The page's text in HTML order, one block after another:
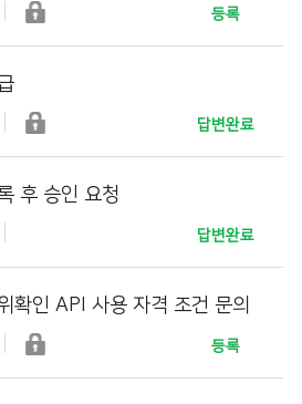
등록
답변완료
후 승인 요청
답변완료
확인 API 사용 자격 조건 문의
등록